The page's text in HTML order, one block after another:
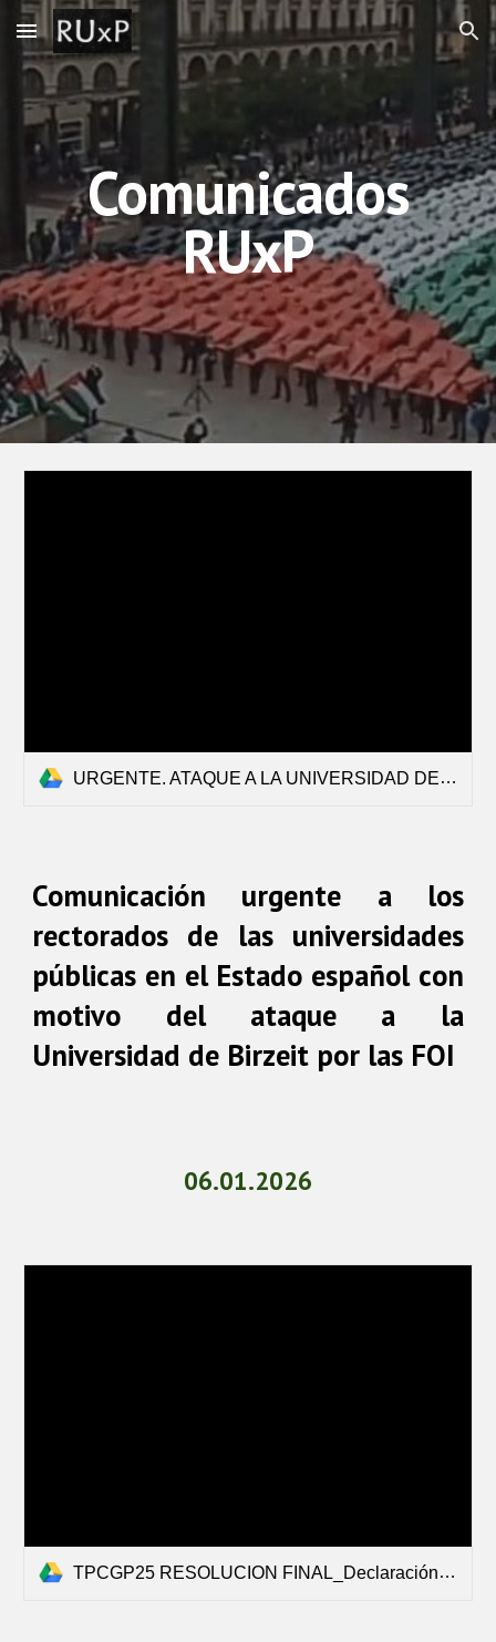
Skip to main content Skip to navigation
Comunicados
RUxP
URGENTE. ATAQUE A LA UNIVERSIDAD DE BIRZEIT 06.01.2026.pdf
Comunicación urgente a los
rectorados de las universidades
públicas en el Estado español con
motivo del ataque a la
Universidad de Birzeit por las FOI
06.01.2026
TPCGP25 RESOLUCION FINAL_Declaración Madrid.pdf